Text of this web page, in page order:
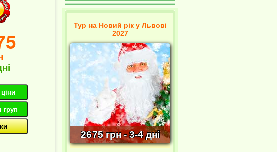
ціни
груп
Тур на Новий рік у Львові
2027
2675 грн - 3-4 дні